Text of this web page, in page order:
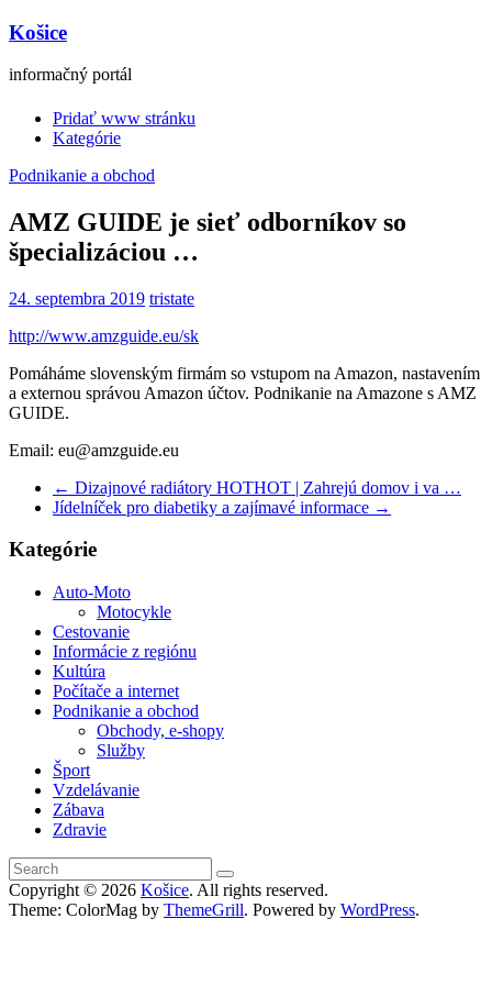
Košice
informačný portál
Pridať www stránku
Kategórie
Podnikanie a obchod
AMZ GUIDE je sieť odborníkov so
špecializáciou …
24. septembra 2019 tristate
http://www.amzguide.eu/sk
Pomáháme slovenským firmám so vstupom na Amazon, nastavením
a externou správou Amazon účtov. Podnikanie na Amazone s AMZ
GUIDE.
Email: eu@amzguide.eu
← Dizajnové radiátory HOTHOT | Zahrejú domov i va …
Jídelníček pro diabetiky a zajímavé informace →
Kategórie
Auto-Moto
Motocykle
Cestovanie
Informácie z regiónu
Kultúra
Počítače a internet
Podnikanie a obchod
Obchody, e-shopy
Služby
Šport
Vzdelávanie
Zábava
Zdravie
Copyright © 2026 Košice. All rights reserved.
Theme: ColorMag by ThemeGrill. Powered by WordPress.